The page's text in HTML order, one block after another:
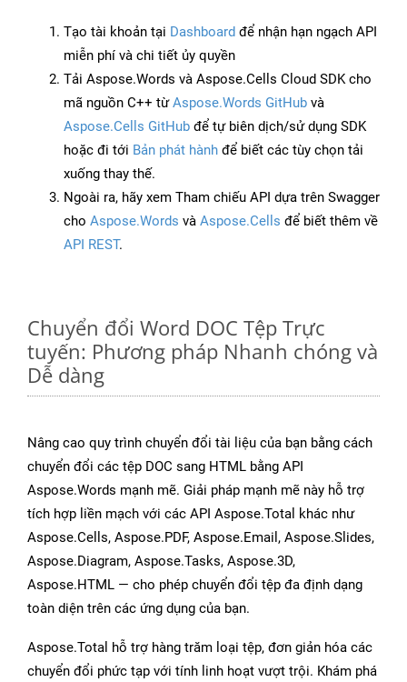
Tạo tài khoản tại Dashboard để nhận hạn ngạch API
miễn phí và chi tiết ủy quyền
Tải Aspose.Words và Aspose.Cells Cloud SDK cho
mã nguồn C++ từAspose.Words GitHub và
Aspose.Cells GitHub để tự biên dịch/sử dụng SDK
hoặc đi tới Bản phát hành để biết các tùy chọn tải
xuống thay thế.
Ngoài ra, hãy xem Tham chiếu API dựa trên Swagger
cho Aspose.Words và Aspose.Cells để biết thêm về
API REST.
Chuyển đổi Word DOC Tệp Trực
tuyến: Phương pháp Nhanh chóng và
Dễ dàng
Nâng cao quy trình chuyển đổi tài liệu của bạn bằng cách
chuyển đổi các tệp DOC sang HTML bằng API
Aspose.Words mạnh mẽ. Giải pháp mạnh mẽ này hỗ trợ
tích hợp liền mạch với các API Aspose.Total khác như
Aspose.Cells, Aspose.PDF, Aspose.Email, Aspose.Slides,
Aspose.Diagram, Aspose.Tasks, Aspose.3D,
Aspose.HTML — cho phép chuyển đổi tệp đa định dạng
toàn diện trên các ứng dụng của bạn.
Aspose.Total hỗ trợ hàng trăm loại tệp, đơn giản hóa các
chuyển đổi phức tạp với tính linh hoạt vượt trội. Khám phá